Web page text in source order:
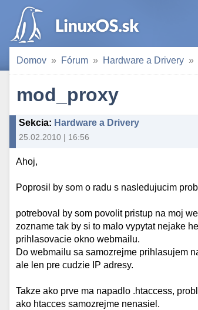
Domov Fórum Hardware a Drivery
mod_proxy
Sekcia: Hardware a Drivery
25.02.2010 | 16:56
Ahoj,
Poprosil by som o radu s nasledujucim
potreboval by som povolit pristup na moj
zozname tak by si to malo vypytat nejake
prihlasovacie okno webmailu.
Do webmailu sa samozrejme prihlasujem
ale len pre cudzie IP adresy.
Takze ako prve ma napadlo .htaccess,
ako htacces samozrejme nenasiel.